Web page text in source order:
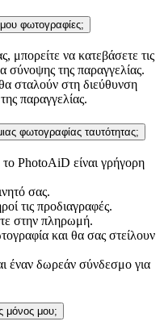
φωτογραφίες;
μπορείτε να κατεβάσετε τις
σύνοψης της παραγγελίας.
σταλούν στη διεύθυνση
παραγγελίας.
φωτογραφίας ταυτότητας;
PhotoAiD είναι γρήγορη
σας.
τις προδιαγραφές.
στην πληρωμή.
και θα σας στείλουν
έναν δωρεάν σύνδεσμο για
μόνος μου;